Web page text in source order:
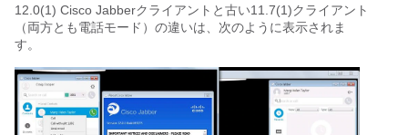
12.0(1) Cisco Jabberクライアントと古い11.7(1)クライアント
（両方とも電話モード）の違いは、次のように表示されま
す。